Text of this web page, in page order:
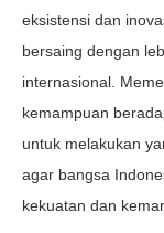
eksistensi dan
bersaing dengan
internasional.
kemampuan
untuk melakukan
agar bangsa
kekuatan dan